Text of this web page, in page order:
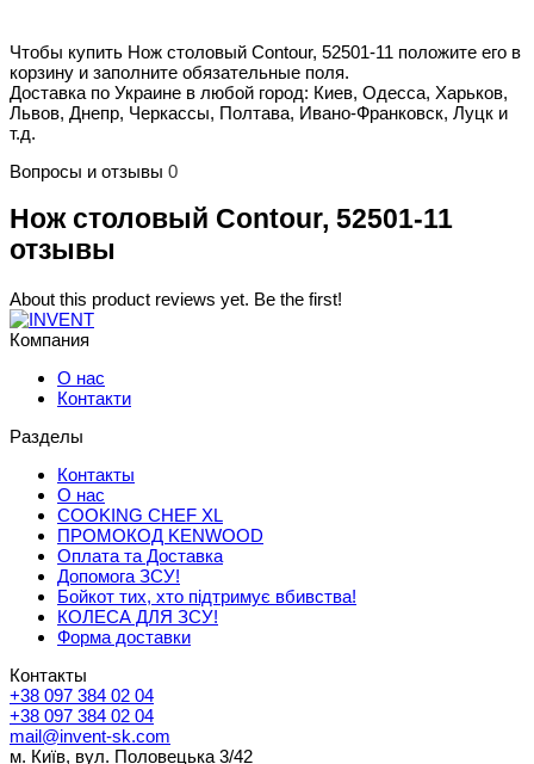
Чтобы купить Нож столовый Contour, 52501-11 положите его в
корзину и заполните обязательные поля.
Доставка по Украине в любой город: Киев, Одесса, Харьков,
Львов, Днепр, Черкассы, Полтава, Ивано-Франковск, Луцк и
т.д.
Вопросы и отзывы 0
Нож столовый Contour, 52501-11
отзывы
About this product reviews yet. Be the first!
Компания
О нас
Контакти
Разделы
Контакты
О нас
COOKING CHEF XL
ПРОМОКОД KENWOOD
Оплата та Доставка
Допомога ЗСУ!
Бойкот тих, хто підтримує вбивства!
КОЛЕСА ДЛЯ ЗСУ!
Форма доставки
Контакты
+38 097 384 02 04
+38 097 384 02 04
mail@invent-sk.com
м. Київ, вул. Половецька 3/42